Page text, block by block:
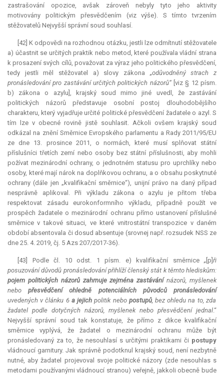
zastrašování opozice, avšak zároveň nebyly tyto jeho aktivity
motivovány politickým přesvědčením (viz výše). S tímto tvrzením
stěžovatelů Nejvyšší správní soud souhlasí.
[42] K odpovědi na rozhodnou otázku, jestli lze odmítnutí stěžovatele
a) účastnit se určitých praktik nebo metod, které používala vládní strana
k prosazení svých cílů, považovat za výraz jeho politického přesvědčení,
tedy jestli měl stěžovatel a) slovy zákona „odůvodněný strach z
pronásledování pro zastávání určitých politických názorů“[viz § 12 písm.
b) zákona o azylu], krajský soud mimo jiné uvedl, že zastávání
politických názorů představuje osobní postoj dlouhodobějšího
charakteru, který vyjadřuje určité politické přesvědčení žadatele o azyl. S
tím lze v obecné rovině jistě souhlasit. Ačkoli ovšem krajský soud
odkázal na znění Směrnice Evropského parlamentu a Rady 2011/95/EU
ze dne 13. prosince 2011, o normách, které musí splňovat státní
příslušníci třetích zemí nebo osoby bez státní příslušnosti, aby mohli
požívat mezinárodní ochrany, o jednotném statusu pro uprchlíky nebo
osoby, které mají nárok na doplňkovou ochranu, a o obsahu poskytnuté
ochrany (dále jen „kvalifikační směrnice“), unijní právo na daný případ
nesprávně aplikoval. Při výkladu zákona o azylu je přitom třeba
respektovat zásadu eurokonformního výkladu, případně použít ve
prospěch žadatele o mezinárodní ochranu přímo ustanovení příslušné
směrnice v takové situaci, ve které vnitrostátní transpozice v daném
období absentovala či dosud absentuje (srovnej např. rozsudek NSS ze
dne 25. 4. 2019, čj. 5 Azs 207/2017-36).
[43] Podle čl. 10 odst. 1 písm. e) kvalifikační směrnice „ [p] ři
posuzování důvodů pronásledování přihlíží členský stát k těmto hlediskům:
pojem politických názorů zahrnuje zejména zastávánínázorů, myšlenek
nebopřesvědčení ohledně potenciálních původců pronásledování
uvedených v článku 6 a jejich politik nebo postupů, bez ohledu na to, zda
žadatel podle dotyčných názorů, myšlenek nebo přesvědčení jednal.“
Nejvyšší správní soud tak konstatuje, že přímo z dikce kvalifikační
směrnice vyplývá, že žadatel o mezinárodní ochranu může být
pronásledovaný za to, že nesouhlasí s určitými praktikami či postupy
vládnoucí garnitury. Jak správně podotknul krajský soud, není nezbytně
nutné, aby žadatel projevoval svoje politické názory (zde nesouhlas s
metodami používanými vládnoucí stranou) veřejně, jakkoli obecně bude